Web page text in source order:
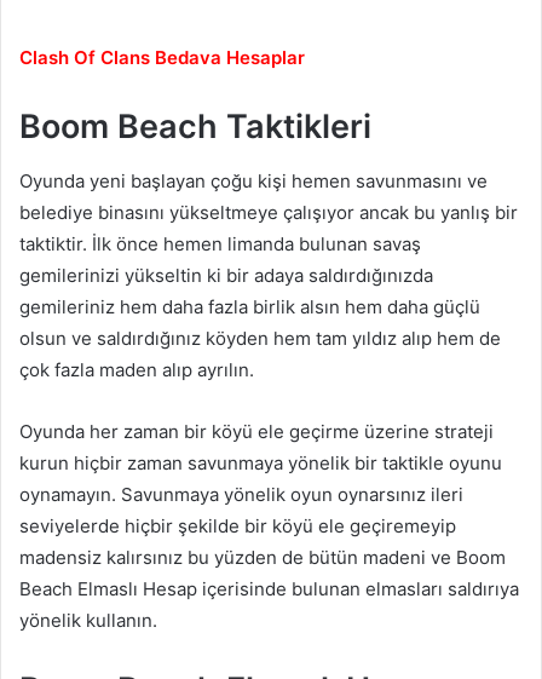
Clash Of Clans Bedava Hesaplar
Boom Beach Taktikleri
Oyunda yeni başlayan çoğu kişi hemen savunmasını ve
belediye binasını yükseltmeye çalışıyor ancak bu yanlış bir
taktiktir. İlk önce hemen limanda bulunan savaş
gemilerinizi yükseltin ki bir adaya saldırdığınızda
gemileriniz hem daha fazla birlik alsın hem daha güçlü
olsun ve saldırdığınız köyden hem tam yıldız alıp hem de
çok fazla maden alıp ayrılın.
Oyunda her zaman bir köyü ele geçirme üzerine strateji
kurun hiçbir zaman savunmaya yönelik bir taktikle oyunu
oynamayın. Savunmaya yönelik oyun oynarsınız ileri
seviyelerde hiçbir şekilde bir köyü ele geçiremeyip
madensiz kalırsınız bu yüzden de bütün madeni ve Boom
Beach Elmaslı Hesap içerisinde bulunan elmasları saldırıya
yönelik kullanın.